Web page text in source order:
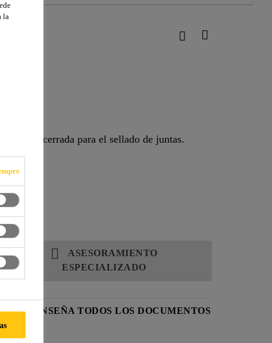
celda cerrada para el sellado de juntas.
ASESORAMIENTO
ESPECIALIZADO
ENSEÑA TODOS LOS DOCUMENTOS
la